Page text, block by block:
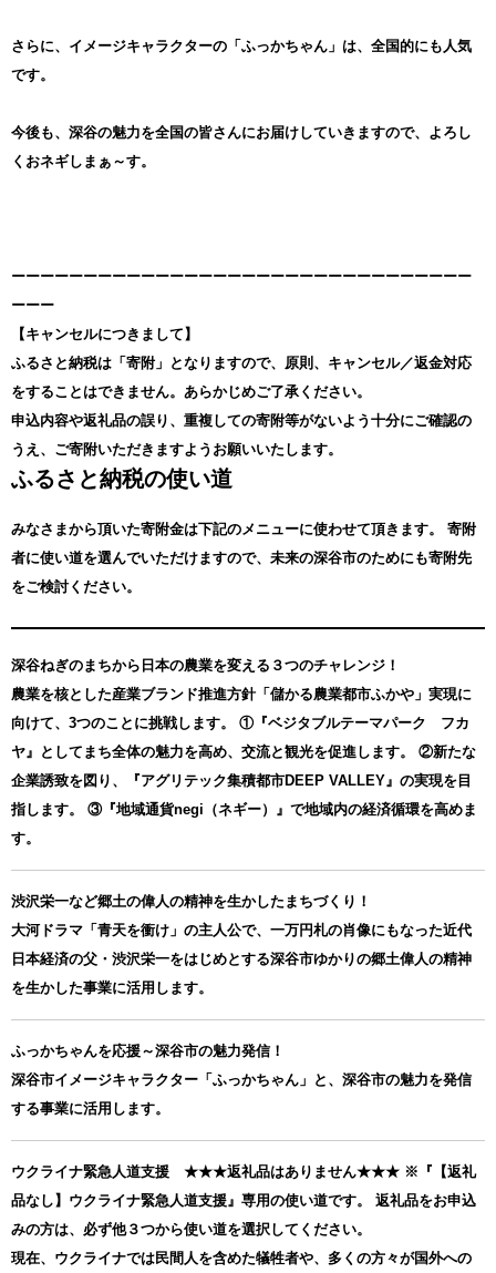
さらに、イメージキャラクターの「ふっかちゃん」は、全国的にも人気
です。
今後も、深谷の魅力を全国の皆さんにお届けしていきますので、よろし
くおネギしまぁ～す。
ーーーーーーーーーーーーーーーーーーーーーーーーーーーーーーーー
ーーー
【キャンセルにつきまして】
ふるさと納税は「寄附」となりますので、原則、キャンセル／返金対応
をすることはできません。あらかじめご了承ください。
申込内容や返礼品の誤り、重複しての寄附等がないよう十分にご確認の
うえ、ご寄附いただきますようお願いいたします。
ふるさと納税の使い道
みなさまから頂いた寄附金は下記のメニューに使わせて頂きます。
寄附
者に使い道を選んでいただけますので、未来の深谷市のためにも寄附先
をご検討ください。
深谷ねぎのまちから日本の農業を変える３つのチャレンジ！
農業を核とした産業ブランド推進方針「儲かる農業都市ふかや」実現に
向けて、3つのことに挑戦します。 ①『ベジタブルテーマパーク フカ
ヤ』としてまち全体の魅力を高め、交流と観光を促進します。 ②新たな
企業誘致を図り、『アグリテック集積都市DEEP VALLEY』の実現を目
指します。 ③『地域通貨negi（ネギー）』で地域内の経済循環を高めま
す。
渋沢栄一など郷土の偉人の精神を生かしたまちづくり！
大河ドラマ「青天を衝け」の主人公で、一万円札の肖像にもなった近代
日本経済の父・渋沢栄一をはじめとする深谷市ゆかりの郷土偉人の精神
を生かした事業に活用します。
ふっかちゃんを応援～深谷市の魅力発信！
深谷市イメージキャラクター「ふっかちゃん」と、深谷市の魅力を発信
する事業に活用します。
ウクライナ緊急人道支援 ★★★返礼品はありません★★★ ※『【返礼
品なし】ウクライナ緊急人道支援』専用の使い道です。 返礼品をお申込
みの方は、必ず他３つから使い道を選択してください。
現在、ウクライナでは民間人を含めた犠牲者や、多くの方々が国外への